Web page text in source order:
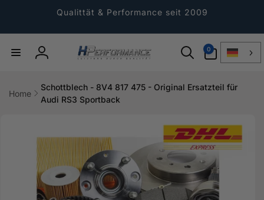
Qualittät & Performance seit 2009
Einloggen
0
Artikel
Home
Schottblech - 8V4 817 475 - Original Ersatzteil für
Audi RS3 Sportback